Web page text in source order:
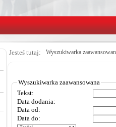
Jesteś tutaj: Wyszukiwarka
Wyszukiwarka zaawansowana
Tekst:
Data dodania:
Data od:
Data do: